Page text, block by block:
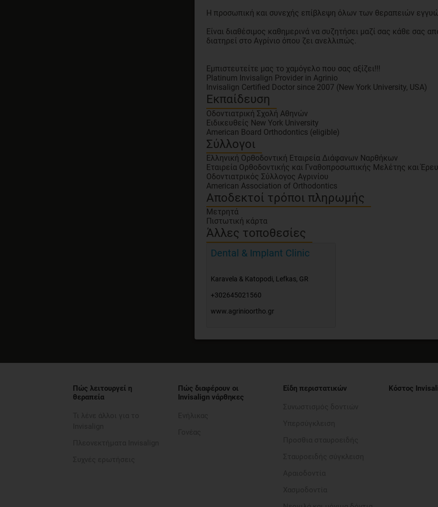
Η προσωπική και συνεχής επίβλεψη όλων των θεραπειών
Είναι διαθέσιμος καθημερινά να συζητήσει μαζί σας κάθε σας
διατηρεί στο Αγρίνιο όπου ζει ανελλιπώς.
Εμπιστευτείτε μας το χαμόγελο που σας αξίζει!!!
Platinum Invisalign Provider in Agrinio
Invisalign Certified Doctor since 2007 (New York University, USA)
Εκπαίδευση
Οδοντιατρική Σχολή Αθηνών
Ειδικευθείς New York University
American Board Orthodontics (eligible)
Σύλλογοι
Ελληνική Ορθοδοντική Εταιρεία Διάφανων Ναρθήκων
Εταιρεία Ορθοδοντικής και Γναθοπροσωπικής Μελέτης και
Οδοντιατρικός Σύλλογος Αγρινίου
American Association of Orthodontics
Αποδεκτοί τρόποι πληρωμής
Μετρητά
Πιστωτική κάρτα
Άλλες τοποθεσίες
Dental & Implant Clinic
Karavela & Katopodi, Lefkas, GR
+302645021560
www.agrinioortho.gr
Πώς λειτουργεί η
θεραπεία
Πώς διαφέρουν οι
Invisalign νάρθηκες
Είδη περιστατικών Κόστος